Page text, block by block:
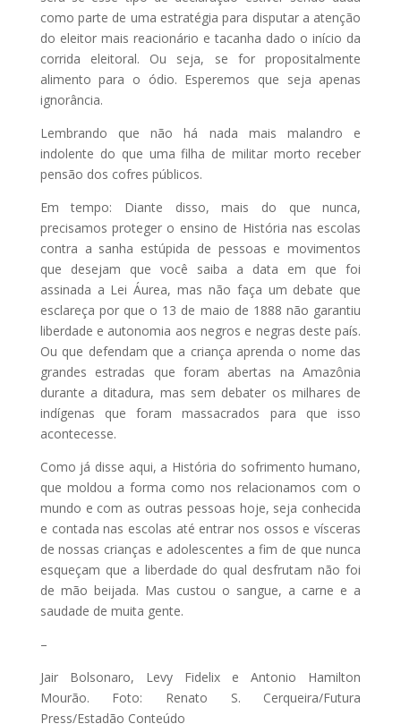
como parte de uma estratégia para disputar a atenção
do eleitor mais reacionário e tacanha dado o início da
corrida eleitoral. Ou seja, se for propositalmente
alimento para o ódio. Esperemos que seja apenas
ignorância.
Lembrando que não há nada mais malandro e
indolente do que uma filha de militar morto receber
pensão dos cofres públicos.
Em tempo: Diante disso, mais do que nunca,
precisamos proteger o ensino de História nas escolas
contra a sanha estúpida de pessoas e movimentos
que desejam que você saiba a data em que foi
assinada a Lei Áurea, mas não faça um debate que
esclareça por que o 13 de maio de 1888 não garantiu
liberdade e autonomia aos negros e negras deste país.
Ou que defendam que a criança aprenda o nome das
grandes estradas que foram abertas na Amazônia
durante a ditadura, mas sem debater os milhares de
indígenas que foram massacrados para que isso
acontecesse.
Como já disse aqui, a História do sofrimento humano,
que moldou a forma como nos relacionamos com o
mundo e com as outras pessoas hoje, seja conhecida
e contada nas escolas até entrar nos ossos e vísceras
de nossas crianças e adolescentes a fim de que nunca
esqueçam que a liberdade do qual desfrutam não foi
de mão beijada. Mas custou o sangue, a carne e a
saudade de muita gente.
–
Jair Bolsonaro, Levy Fidelix e Antonio Hamilton
Mourão. Foto: Renato S. Cerqueira/Futura
Press/Estadão Conteúdo